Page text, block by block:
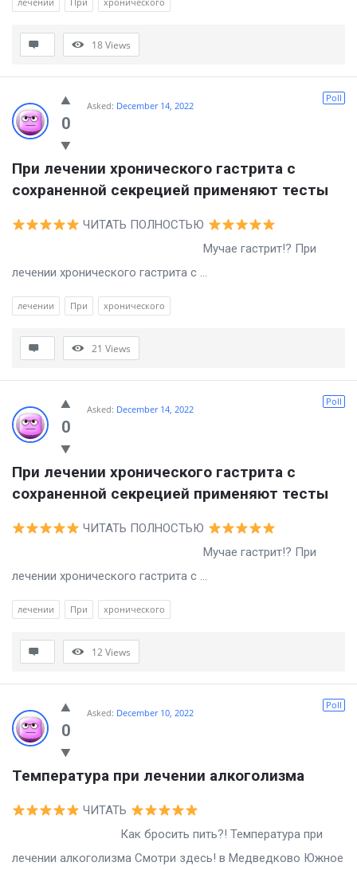
18Views
0
Poll
Asked: December 14, 2022
При лечении хронического гастрита с
сохраненной секрецией применяют тесты
ЧИТАТЬ ПОЛНОСТЬЮ
Мучае гастрит!? При
лечении хронического гастрита с ...
лечении При хронического
21 Views
0
Poll
Asked: December 14, 2022
При лечении хронического гастрита с
сохраненной секрецией применяют тесты
ЧИТАТЬ ПОЛНОСТЬЮ
Мучае гастрит!? При
лечении хронического гастрита с ...
лечении При хронического
12Views
0
Poll
Asked: December 10, 2022
Температура при лечении алкоголизма
ЧИТАТЬ
Как бросить пить?! Температура при
лечении алкоголизма Смотри здесь! в Медведково Южное